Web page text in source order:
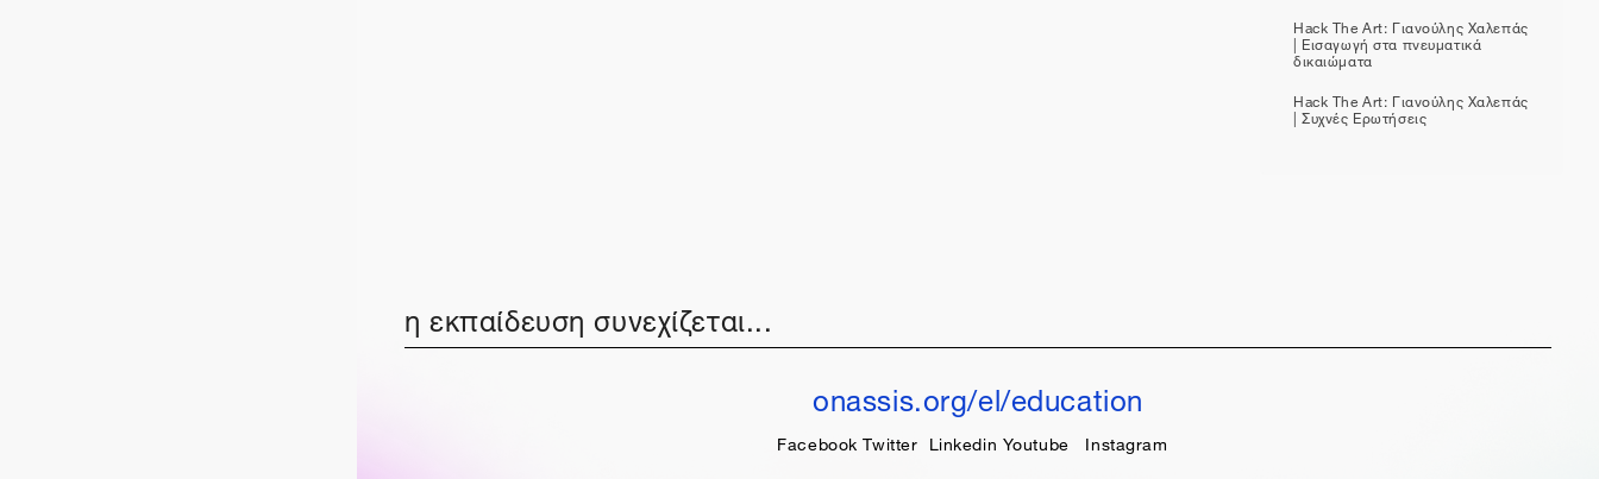
Hack The Art: Γιανούλης Χαλεπάς
| Εισαγωγή στα πνευματικά
δικαιώματα
Hack The Art: Γιανούλης Χαλεπάς
| Συχνές Ερωτήσεις
η εκπαίδευση συνεχίζεται...
onassis.org/el/education
Facebook Twitter Linkedin Youtube Instagram